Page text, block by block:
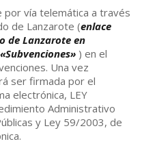
por vía telemática a través
de Lanzarote (enlace
de Lanzarote en
) en el
Una vez
ser firmada por el
electrónica, LEY
Administrativo
y Ley 59/2003, de